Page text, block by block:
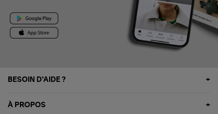
BESOIN D'AIDE ?
À PROPOS